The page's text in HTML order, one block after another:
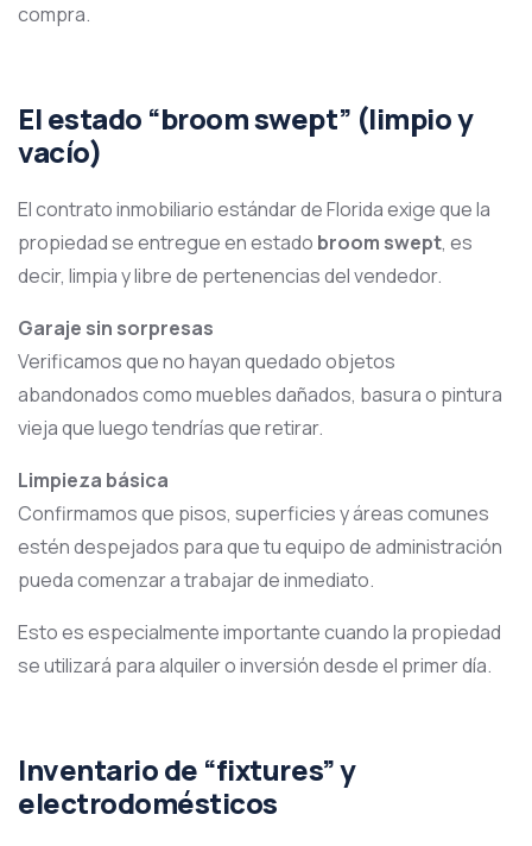
compra.
El estado “broom swept” (limpio y
vacío)
El contrato inmobiliario estándar de Florida exige que la
propiedad se entregue en estado broom swept, es
decir, limpia y libre de pertenencias del vendedor.
Garaje sin sorpresas
Verificamos que no hayan quedado objetos
abandonados como muebles dañados, basura o pintura
vieja que luego tendrías que retirar.
Limpieza básica
Confirmamos que pisos, superficies y áreas comunes
estén despejados para que tu equipo de administración
pueda comenzar a trabajar de inmediato.
Esto es especialmente importante cuando la propiedad
se utilizará para alquiler o inversión desde el primer día.
Inventario de “fixtures” y
electrodomésticos